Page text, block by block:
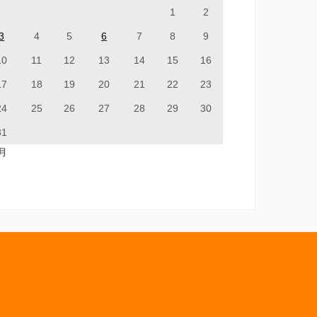
1 2
4 5 6 7 8 9
11 12 13 14 15 16
18 19 20 21 22 23
25 26 27 28 29 30